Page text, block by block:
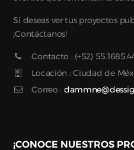
Si deseas ver tus proyectos
¡Contáctanos!
Contacto : (+52)
Locación : Ciudad de
Correo :
¡CONOCE NUESTROS